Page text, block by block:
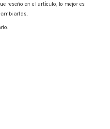
reseño en el artículo, lo mejor es